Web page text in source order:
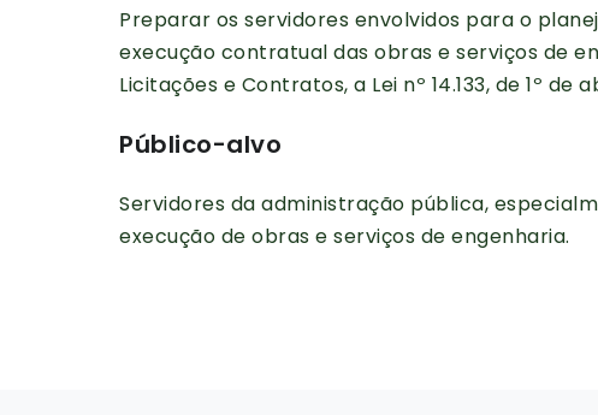
Preparar os servidores envolvidos para o
execução contratual das obras e serviços de
Licitações e Contratos, a Lei nº 14.133, de 1º de
Público-alvo
Servidores da administração pública,
execução de obras e serviços de engenharia.